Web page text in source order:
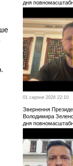
дня
01 серпня 2026 22:10
Звернення
Володимира
дня